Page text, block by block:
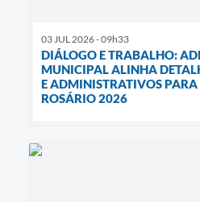
03 JUL 2026 - 09h33
DIÁLOGO E TRABALHO:
MUNICIPAL ALINHA
E ADMINISTRATIVOS PARA
ROSÁRIO 2026